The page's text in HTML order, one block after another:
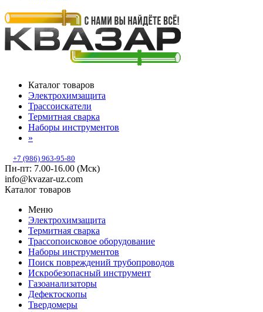
Каталог товаров
Электрохимзащита
Трассоискатели
Термитная сварка
Наборы инструментов
»
+7 (986) 963-95-80
Пн-пт: 7.00-16.00 (Мск)
info@kvazar-uz.com
Каталог товаров
Меню
Электрохимзащита
Термитная сварка
Трассопоисковое оборудование
Наборы инструментов
Поиск повреждений трубопроводов
Искробезопасный инструмент
Газоанализаторы
Дефектоскопы
Твердомеры